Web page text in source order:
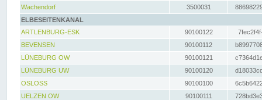
Wachendorf
3500031
ELBESEITENKANAL
ARTLENBURG-ESK
90100122
BEVENSEN
90100112
LÜNEBURG OW
90100121
LÜNEBURG UW
90100120
OSLOSS
90100100
UELZEN OW
90100111